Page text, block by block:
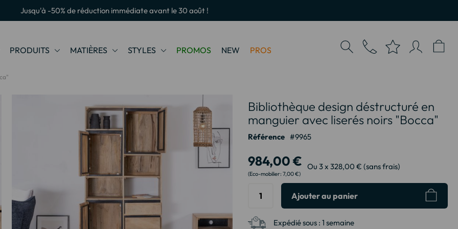
Jusqu'à -50% de réduction immédiate avant le 30 août !
PRODUITS MATIÈRES STYLES PROMOS NEW PROS
Bibliothèque design déstructuré en
manguier avec liserés noirs "Bocca"
Référence 9965
984,00 €
7,00 €
Ou 3 x 328,00 € (sans frais)
Ajouter au panier
Expédié sous : 1 semaine